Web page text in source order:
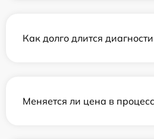
Как долго длится
Меняется ли цена в